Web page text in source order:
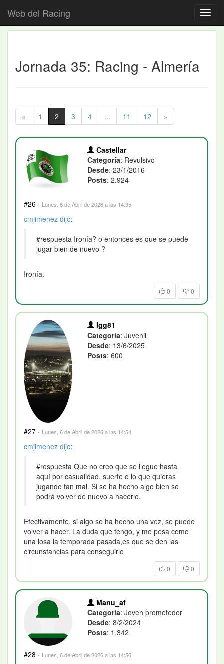
Web del Racing
Jornada 35: Racing - Almería
« 1 2 3 4 ... 11 12 »
Castellar
Categoría: Revulsivo
Desde: 23/1/2016
Posts: 2.924
#26 · Lunes, 6 de Abril de 2026 a las 14:35
cmjimenez dijo:
#respuesta Ironía? o entonces es que se puede
jugar bien de nuevo ?
Ironía.
0 0
Igg81
Categoría: Juvenil
Desde: 13/6/2025
Posts: 600
#27 · Lunes, 6 de Abril de 2026 a las 14:54
cmjimenez dijo:
#respuesta Que no creo que se llegue hasta
aquí por casualidad, suerte o lo que quieras
jugando tan mal. Si se ha hecho algo bien se
podrá volver de nuevo a hacerlo.
Efectivamente, si algo se ha hecho una vez, se puede
volver a hacer. La duda que tengo, y me pesa como
una losa la temporada pasada,es que se den las
circunstancias para conseguirlo
0 0
Manu_af
Categoría: Joven prometedor
Desde: 8/2/2024
Posts: 1.342
#28 · Lunes, 6 de Abril de 2026 a las 14:56